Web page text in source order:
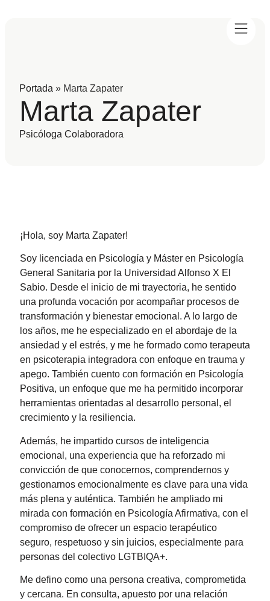
Portada » Marta Zapater
Marta Zapater
Psicóloga Colaboradora
¡Hola, soy Marta Zapater!
Soy licenciada en Psicología y Máster en Psicología
General Sanitaria por la Universidad Alfonso X El
Sabio. Desde el inicio de mi trayectoria, he sentido
una profunda vocación por acompañar procesos de
transformación y bienestar emocional. A lo largo de
los años, me he especializado en el abordaje de la
ansiedad y el estrés, y me he formado como terapeuta
en psicoterapia integradora con enfoque en trauma y
apego. También cuento con formación en Psicología
Positiva, un enfoque que me ha permitido incorporar
herramientas orientadas al desarrollo personal, el
crecimiento y la resiliencia.
Además, he impartido cursos de inteligencia
emocional, una experiencia que ha reforzado mi
convicción de que conocernos, comprendernos y
gestionarnos emocionalmente es clave para una vida
más plena y auténtica. También he ampliado mi
mirada con formación en Psicología Afirmativa, con el
compromiso de ofrecer un espacio terapéutico
seguro, respetuoso y sin juicios, especialmente para
personas del colectivo LGTBIQA+.
Me defino como una persona creativa, comprometida
y cercana. En consulta, apuesto por una relación